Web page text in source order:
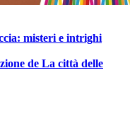
misteri e intrighi
de La città delle